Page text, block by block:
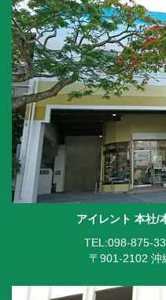
アイレント 本社/
TEL:098-875-
〒901-2102 沖